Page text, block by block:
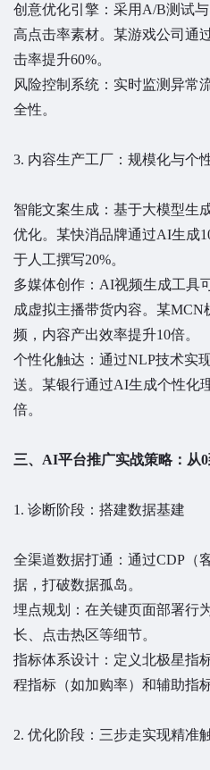
创意优化引擎：采用A/B测试
高点击率素材。某游戏公司通
击率提升60%。
风险控制系统：实时监测异常
全性。
3. 内容生产工厂：规模化与个
智能文案生成：基于大模型生
优化。某快消品牌通过AI生成
于人工撰写20%。
多媒体创作：AI视频生成工具
成虚拟主播带货内容。某
频，内容产出效率提升10倍。
个性化触达：通过NLP技术实
送。某银行通过AI生成个性化
倍。
三、AI平台推广实战策略：从
1. 诊断阶段：搭建数据基建
全渠道数据打通：通过CDP（
据，打破数据孤岛。
埋点规划：在关键页面部署行
长、点击热区等细节。
指标体系设计：定义北极星指
程指标（如加购率）和辅助指
2. 优化阶段：三步走实现精准